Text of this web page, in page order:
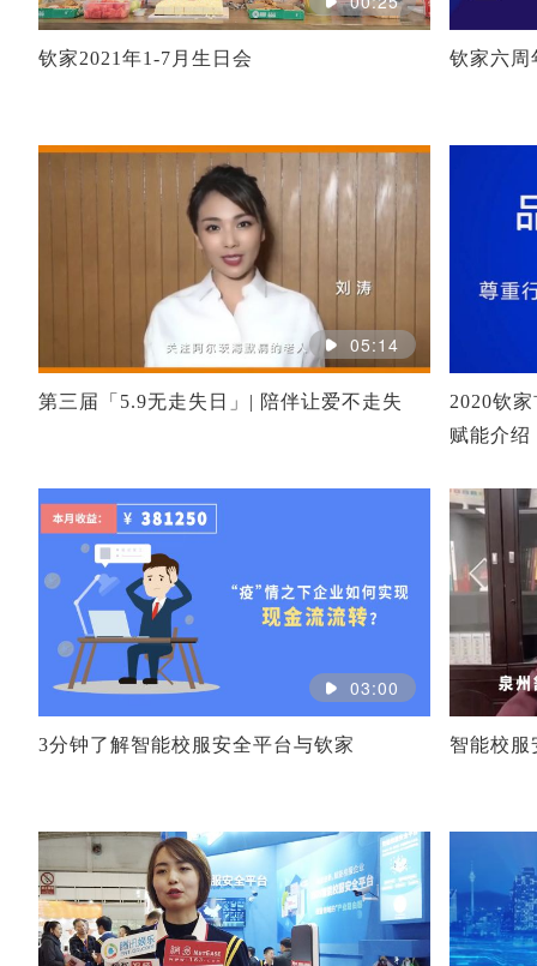
钦家2021年1-7月生日会 钦家六周
05:14
第三届「5.9无走失日」| 陪伴让爱不走失
2020钦
赋能介绍
03:00
3分钟了解智能校服安全平台与钦家 智能校服